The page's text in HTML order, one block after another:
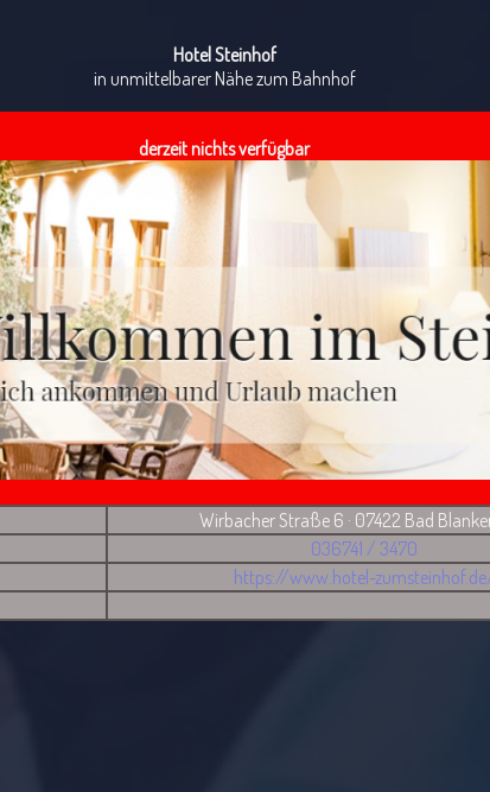
Hotel Steinhof
in unmittelbarer Nähe zum Bahnhof
derzeit nichts verfügbar
Wirbacher Straße 6 · 07422 Bad
036741 / 3470
https://www.hotel-